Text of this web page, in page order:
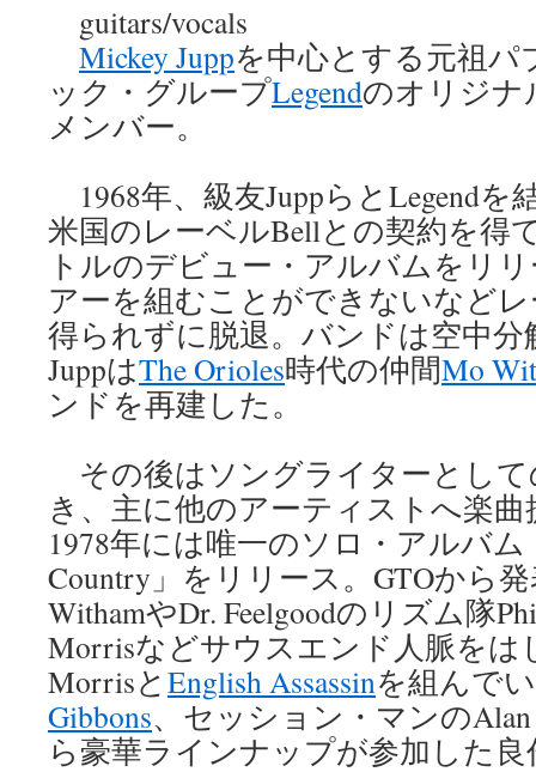
プ
guitars/vocals
Mickey Juppを中心とする元祖パ
ック・グループLegendのオリジナ
メンバー。
1968年、級友JuppらとLegendを
米国のレーベルBellとの契約を得
トルのデビュー・アルバムをリ
アーを組むことができないなど
得られずに脱退。バンドは空中
JuppはThe Orioles時代の仲間Mo
ンドを再建した。
その後はソングライターとし
き、主に他のアーティストへ楽
1978年には唯一のソロ・アルバム
Country」をリリース。GTOから
WithamやDr. Feelgoodのリズム隊
Morrisなどサウスエンド人脈をは
MorrisとEnglish Assassinを組んで
Gibbons、セッション・マンのAlan
ら豪華ラインナップが参加した